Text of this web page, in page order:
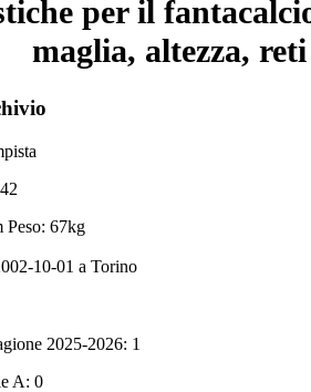
per il
maglia, altezza,
Peso: 67kg
10-01 a Torino
2025-2026: 1
A: 0